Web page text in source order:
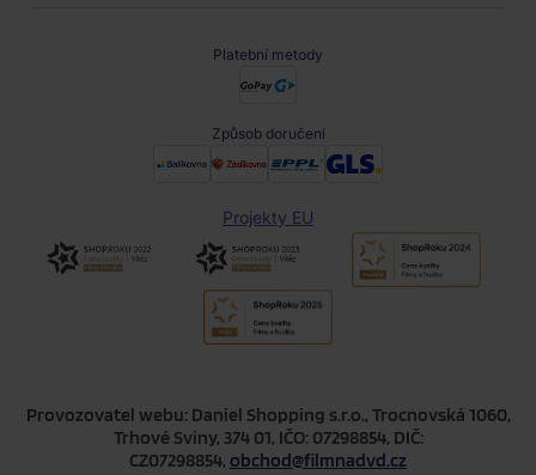
Platební metody
Způsob doručení
Projekty EU
Provozovatel webu: Daniel Shopping s.r.o., Trocnovská 1060,
Trhové Sviny, 374 01, IČO: 07298854, DIČ:
CZ07298854, obchod@filmnadvd.cz